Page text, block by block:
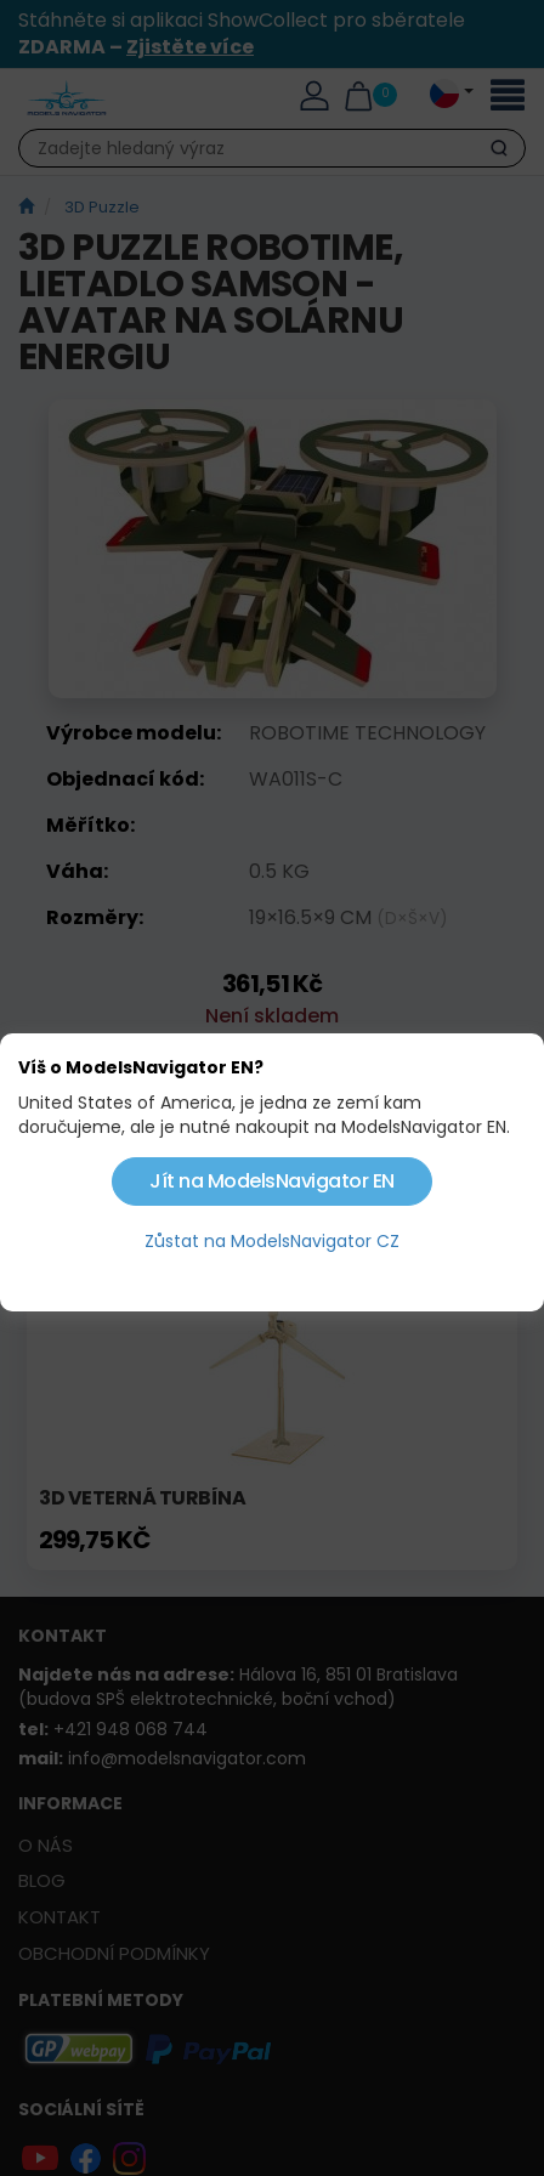
Stáhněte si aplikaci ShowCollect pro sběratele
ZDARMA – Zjistěte více
0
Hledat
3D Puzzle
3D PUZZLE ROBOTIME,
LIETADLO SAMSON -
AVATAR NA SOLÁRNU
ENERGIU
Výrobce modelu:
ROBOTIME TECHNOLOGY
Objednací kód:
WA011S-C
Měřítko:
Váha:
0.5 KG
Rozměry:
19×16.5×9 CM (D×Š×V)
361,51 Kč
Není skladem
Hlídací pes
PODOBNÉ PRODUKTY
Na objednávku
3D VETERNÁ TURBÍNA
299,75 KČ
KONTAKT
Najdete nás na adrese: Hálova 16, 851 01 Bratislava
(budova SPŠ elektrotechnické, boční vchod)
tel: +421 948 068 744
mail: info@modelsnavigator.com
INFORMACE
O NÁS
BLOG
KONTAKT
OBCHODNÍ PODMÍNKY
PLATEBNÍ METODY
SOCIÁLNÍ SÍTĚ
Víš o ModelsNavigator EN?
United States of America, je jedna ze zemí kam
doručujeme, ale je nutné nakoupit na ModelsNavigator EN.
Jít na ModelsNavigator EN
Zůstat na ModelsNavigator CZ